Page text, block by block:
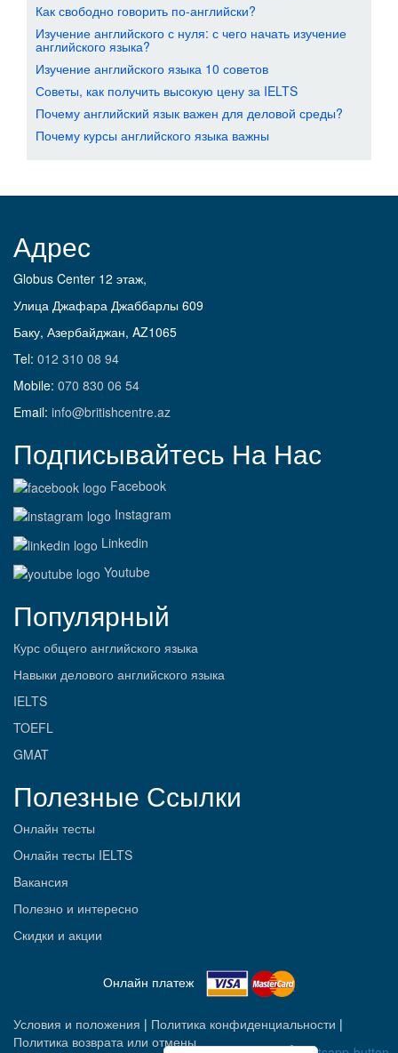
Как свободно говорить по-английски?
Изучение английского с нуля: с чего начать изучение
английского языка?
Изучение английского языка 10 советов
Советы, как получить высокую цену за IELTS
Почему английский язык важен для деловой среды?
Почему курсы английского языка важны
Адрес
Globus Center 12 этаж,
Улица Джафара Джаббарлы 609
Баку, Азербайджан, AZ1065
Tel: 012 310 08 94
Mobile: 070 830 06 54
Email: info@britishcentre.az
Подписывайтесь На Нас
Facebook
Instagram
Linkedin
Youtube
Популярный
Курс общего английского языка
Навыки делового английского языка
IELTS
TOEFL
GMAT
Полезные Ссылки
Онлайн тесты
Oнлайн тесты IELTS
Bакансия
Полезно и интересно
Скидки и акции
Онлайн платеж
Условия и положения | Политика конфиденциальности |
Политика возврата или отмены